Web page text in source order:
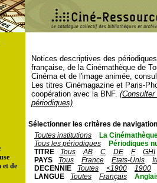
et de
Notices descriptives des
française, de la Cinémathèque de
Cinéma et de l'image animée,
Les titres Cinémagazine et Paris-
coopération avec la BNF.
périodiques)
Sélectionner les critères de
Toutes institutions
La
Tous les périodiques
Périodiques
TITRE
Tous AB C DE F
GHI
PAYS
Tous France Etats-Unis
DECENNIE
Toutes <1900
1900
LANGUE
Toutes Français